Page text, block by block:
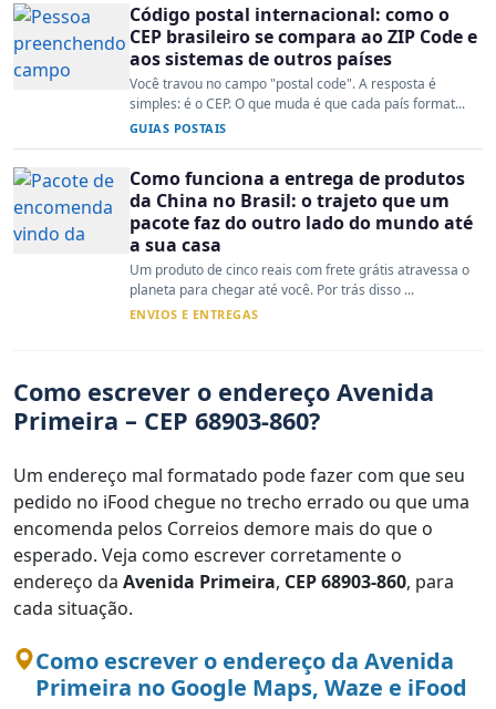
Código postal internacional: como o
CEP brasileiro se compara ao ZIP Code e
aos sistemas de outros países
Você travou no campo "postal code". A resposta é
simples: é o CEP. O que muda é que cada país format...
GUIAS POSTAIS
Como funciona a entrega de produtos
da China no Brasil: o trajeto que um
pacote faz do outro lado do mundo até
a sua casa
Um produto de cinco reais com frete grátis atravessa o
planeta para chegar até você. Por trás disso ...
ENVIOS E ENTREGAS
Como escrever o endereço Avenida
Primeira – CEP 68903-860?
Um endereço mal formatado pode fazer com que seu
pedido no iFood chegue no trecho errado ou que uma
encomenda pelos Correios demore mais do que o
esperado. Veja como escrever corretamente o
endereço da Avenida Primeira, CEP 68903-860, para
cada situação.
Como escrever o endereço da Avenida
Primeira no Google Maps, Waze e iFood